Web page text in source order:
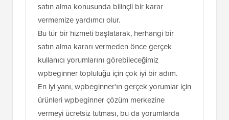
satın alma konusunda bilinçli bir karar
vermemize yardımcı olur.
Bu tür bir hizmeti başlatarak, herhangi bir
satın alma kararı vermeden önce gerçek
kullanıcı yorumlarını görebileceğimiz
wpbeginner topluluğu için çok iyi bir adım.
En iyi yanı, wpbeginner'ın gerçek yorumlar için
ürünleri wpbeginner çözüm merkezine
vermeyi ücretsiz tutması, bu da yorumlarda